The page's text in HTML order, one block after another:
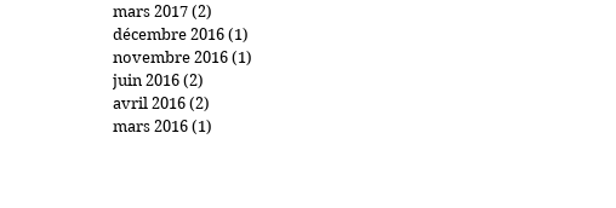
mars 2017 (2)
décembre 2016 (1)
novembre 2016 (1)
juin 2016 (2)
avril 2016 (2)
mars 2016 (1)